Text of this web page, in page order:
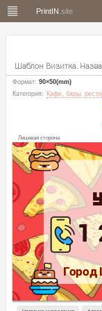
PrintIN .site
Шаблон Визитка.
Формат:90×50(mm)
Категория: Кафе, бары,
Лицевая сторона
Город
Город
1
1